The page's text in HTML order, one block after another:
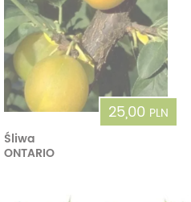
25,00 PLN
Śliwa
ONTARIO